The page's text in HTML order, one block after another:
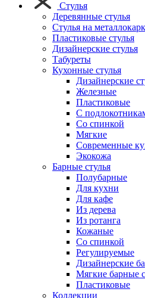
Стулья
Деревянные стулья
Стулья на
Пластиковые стулья
Дизайнерские стулья
Табуреты
Кухонные стулья
Дизайнерские
Железные
Пластиковые
С
Со спинкой
Мягкие
Современные
Экокожа
Барные стулья
Полубарные
Для кухни
Для кафе
Из дерева
Из ротанга
Кожаные
Со спинкой
Регулируемые
Дизайнерские
Мягкие барные
Пластиковые
Коллекции